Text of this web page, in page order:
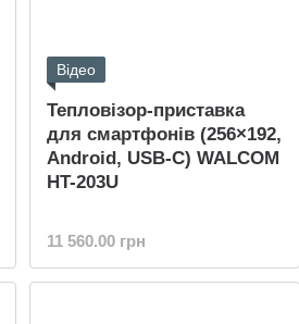
Відео
Тепловізор-приставка
для смартфонів (256×192,
Android, USB-C) WALCOM
HT-203U
11 560.00 грн